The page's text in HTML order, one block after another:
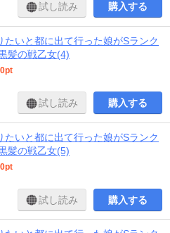
試し読み 購入する
たいと都に出て行った娘がSランク
髪の戦乙女(4)
試し読み 購入する
たいと都に出て行った娘がSランク
髪の戦乙女(5)
試し読み 購入する